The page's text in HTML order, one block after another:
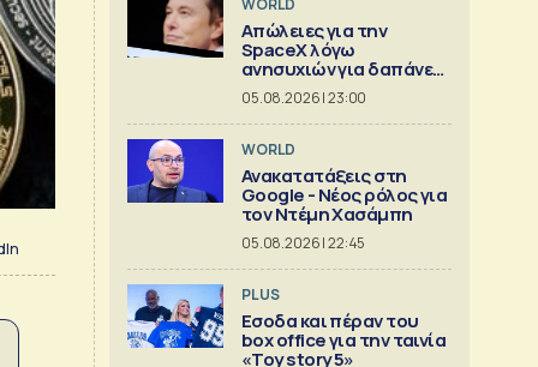
WORLD
Απώλειες για την
SpaceX λόγω
ανησυχιών για δαπάνες
ΑΙ
05.08.2026 | 23:00
WORLD
Ανακατατάξεις στη
Google - Νέος ρόλος για
τον Ντέμη Χασάμπη
05.08.2026 | 22:45
PLUS
Εσοδα και πέραν του
box office για την ταινία
«Toy story 5»